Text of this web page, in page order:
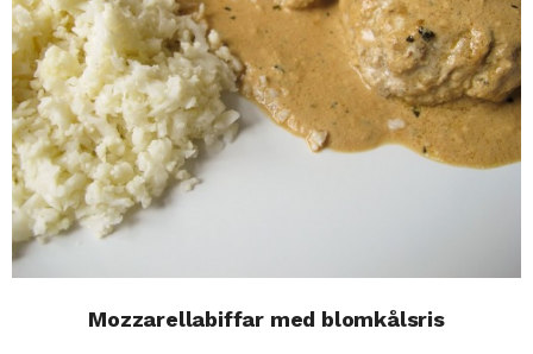
Mozzarellabiffar med blomkålsris